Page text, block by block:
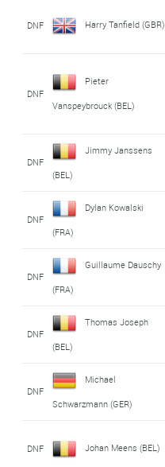
DNF Harry Tanfield (GBR)
DNF
Pieter
Vanspeybrouck (BEL)
DNF
Jimmy Janssens
(BEL)
DNF
Dylan Kowalski
(FRA)
DNF
Guillaume Dauschy
(FRA)
DNF
Thomas Joseph
(BEL)
DNF
Michael
Schwarzmann (GER)
DNF Johan Meens (BEL)